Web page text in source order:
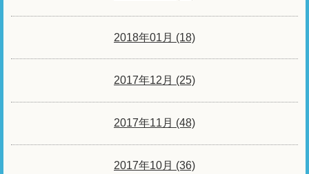
2018年01月 (18)
2017年12月 (25)
2017年11月 (48)
2017年10月 (36)